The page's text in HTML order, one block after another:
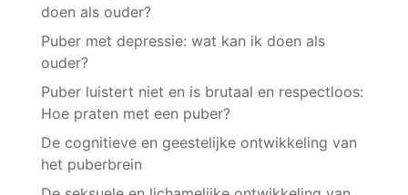
doen als ouder?
Puber met depressie: wat kan ik doen als
ouder?
Puber luistert niet en is brutaal en respectloos:
Hoe praten met een puber?
De cognitieve en geestelijke ontwikkeling van
het puberbrein